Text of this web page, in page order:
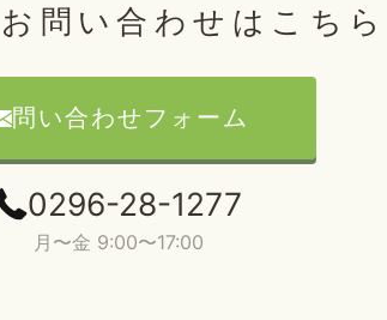
問い合わせはこちら
問い合わせフォーム
0296-28-1277
月〜金 9:00〜17:00